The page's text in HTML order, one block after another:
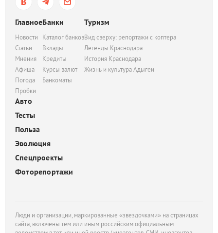
Главное
Новости
Статьи
Мнения
Афиша
Погода
Пробки
Банки
Каталог банков
Вклады
Кредиты
Курсы валют
Банкоматы
Туризм
Вид сверху: репортажи с коптера
Легенды Краснодара
История Краснодара
Жизнь и культура Адыгеи
Авто
Тесты
Польза
Эволюция
Спецпроекты
Фоторепортажи
Люди и организации, маркированные «звездочками» на страницах
сайта, включены тем или иным российским официальным